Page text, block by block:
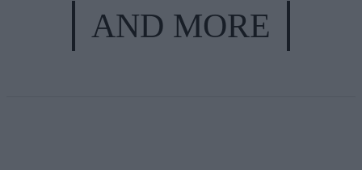
AND MORE